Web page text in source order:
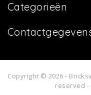
Categorieën
Copyright © 2026 -
reserved -